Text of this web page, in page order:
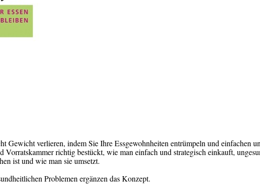
verlieren, indem Sie Ihre Essgewohnheiten entrümpeln und einfachen
richtig bestückt, wie man einfach und strategisch einkauft,
ist und wie man sie umsetzt.
Problemen ergänzen das Konzept.